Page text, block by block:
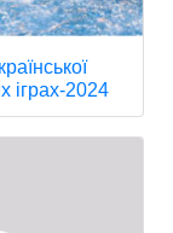
іграх-2024